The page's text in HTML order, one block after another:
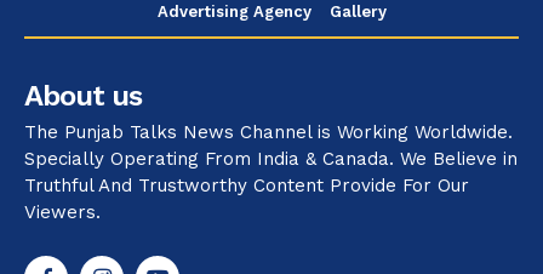
Advertising Agency
Gallery
About us
The Punjab Talks News Channel is Working Worldwide.
Specially Operating From India & Canada. We Believe in
Truthful And Trustworthy Content Provide For Our
Viewers.